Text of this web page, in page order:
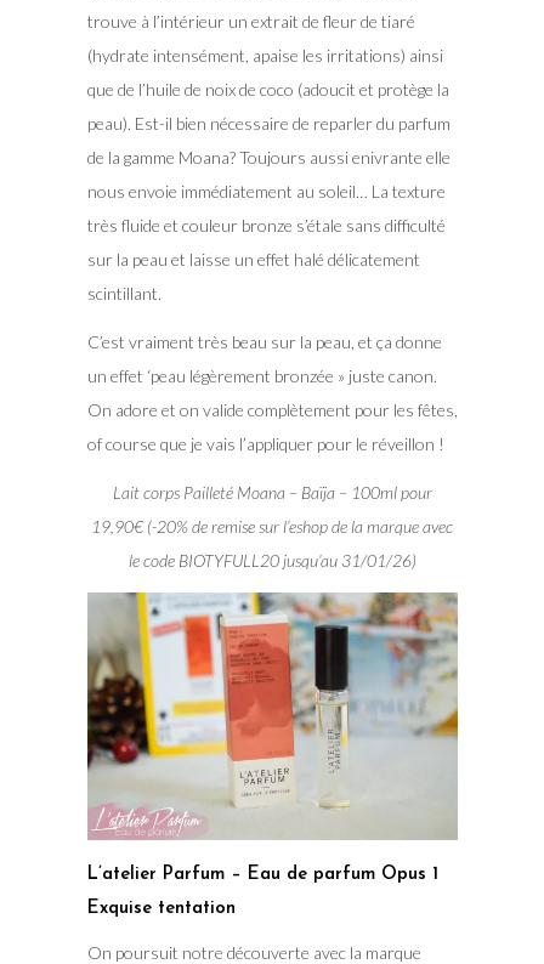
trouve à l’intérieur un extrait de fleur de tiaré
(hydrate intensément, apaise les irritations) ainsi
que de l’huile de noix de coco (adoucit et protège la
peau). Est-il bien nécessaire de reparler du parfum
de la gamme Moana? Toujours aussi enivrante elle
nous envoie immédiatement au soleil… La texture
très fluide et couleur bronze s’étale sans difficulté
sur la peau et laisse un effet halé délicatement
scintillant.
C’est vraiment très beau sur la peau, et ça donne
un effet ‘peau légèrement bronzée » juste canon.
On adore et on valide complètement pour les fêtes,
of course que je vais l’appliquer pour le réveillon !
Lait corps Pailleté Moana – Baïja – 100ml pour
19,90€ (-20% de remise sur l’eshop de la marque avec
le code BIOTYFULL20 jusqu’au 31/01/26)
L’atelier Parfum – Eau de parfum Opus 1
Exquise tentation
On poursuit notre découverte avec la marque